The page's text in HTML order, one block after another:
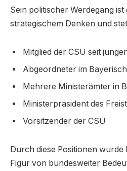
Sein politischer Werdegang
strategischem Denken und
Mitglied der CSU seit
Abgeordneter im
Mehrere Ministerämter in
Ministerpräsident des
Vorsitzender der CSU
Durch diese Positionen
Figur von bundesweiter